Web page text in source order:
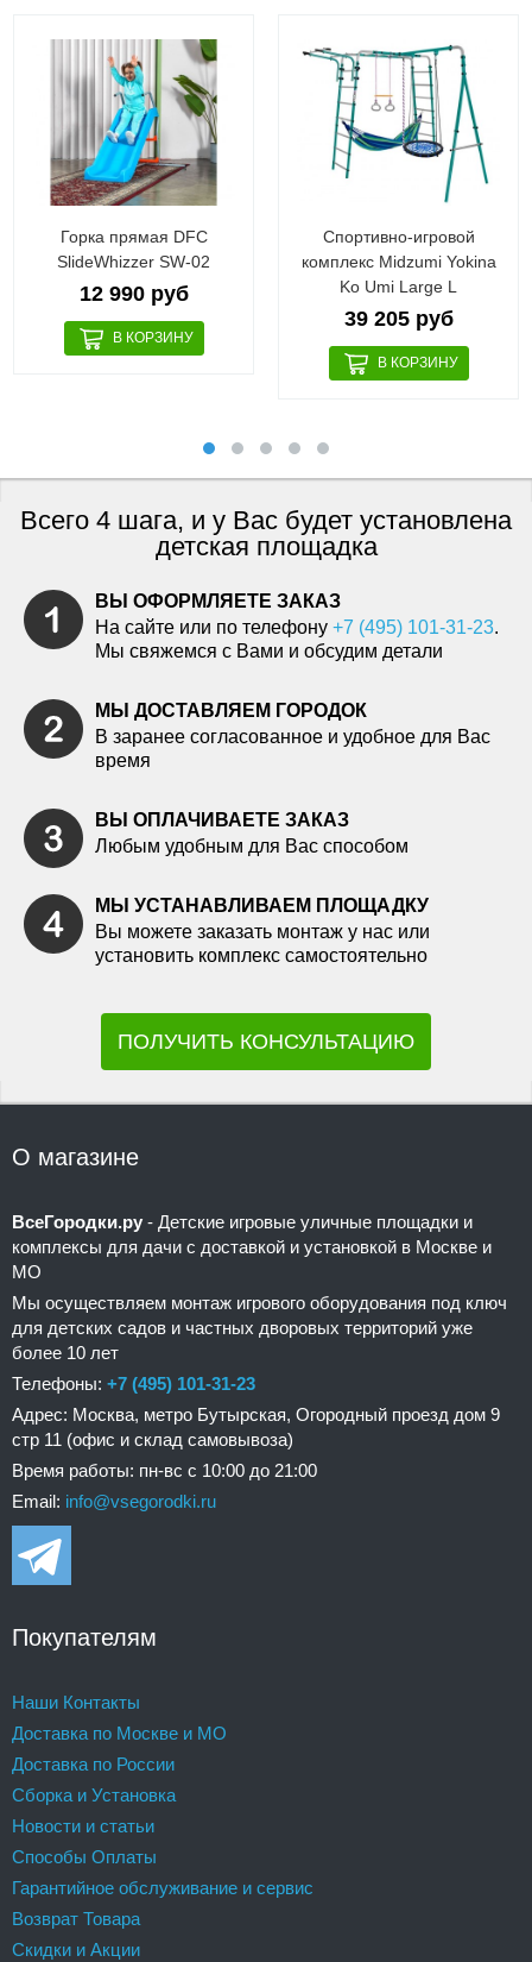
Горка прямая DFC
SlideWhizzer SW-02
12 990 руб
Спортивно-игровой
комплекс Midzumi Yokina
Ko Umi Large L
39 205 руб
Всего 4 шага, и у Вас будет установлена
детская площадка
ВЫ ОФОРМЛЯЕТЕ ЗАКАЗ
На сайте или по телефону +7 (495) 101-31-23.
Мы свяжемся с Вами и обсудим детали
МЫ ДОСТАВЛЯЕМ ГОРОДОК
В заранее согласованное и удобное для Вас
время
ВЫ ОПЛАЧИВАЕТЕ ЗАКАЗ
Любым удобным для Вас способом
МЫ УСТАНАВЛИВАЕМ ПЛОЩАДКУ
Вы можете заказать монтаж у нас или
установить комплекс самостоятельно
ПОЛУЧИТЬ КОНСУЛЬТАЦИЮ
О магазине
ВсеГородки.ру - Детские игровые уличные площадки и
комплексы для дачи с доставкой и установкой в Москве и
МО
Мы осуществляем монтаж игрового оборудования под ключ
для детских садов и частных дворовых территорий уже
более 10 лет
Телефоны: +7 (495) 101-31-23
Адрес: Москва, метро Бутырская, Огородный проезд дом 9
стр 11 (офис и склад самовывоза)
Время работы: пн-вс с 10:00 до 21:00
Email: info@vsegorodki.ru
Покупателям
Наши Контакты
Доставка по Москве и МО
Доставка по России
Сборка и Установка
Новости и статьи
Способы Оплаты
Гарантийное обслуживание и сервис
Возврат Товара
Скидки и Акции